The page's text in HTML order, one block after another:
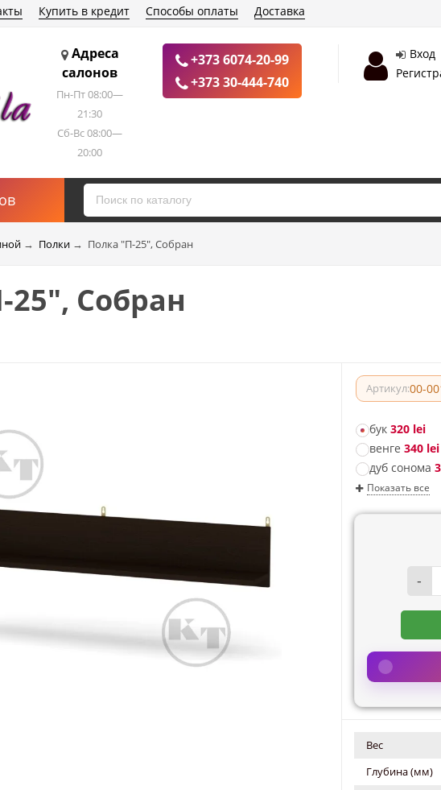
Купить в кредит Способы оплаты Доставка
Адреса
салонов
Пн-Пт 08:00—
21:30
Сб-Вс 08:00—
20:00
+373 6074-20-99
+373 30-444-740
Вход
→ Полки → Полка "П-25", Собран
Собран
Артикул:00-
бук 320 lei
венге 340 lei
дуб сонома
Показать все
-
Вес
Глубина (мм)